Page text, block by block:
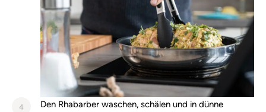
4
Den Rhabarber waschen, schälen und in dünne